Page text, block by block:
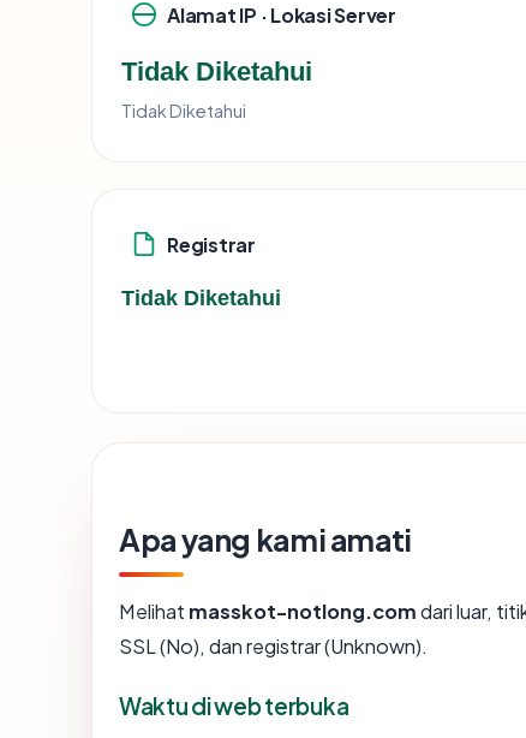
Alamat IP · Lokasi Server
Tidak Diketahui
Tidak Diketahui
Registrar
Tidak Diketahui
Apa yang kami amati
Melihat masskot-notlong.comdari luar,
SSL (No), dan registrar (Unknown).
Waktu di web terbuka